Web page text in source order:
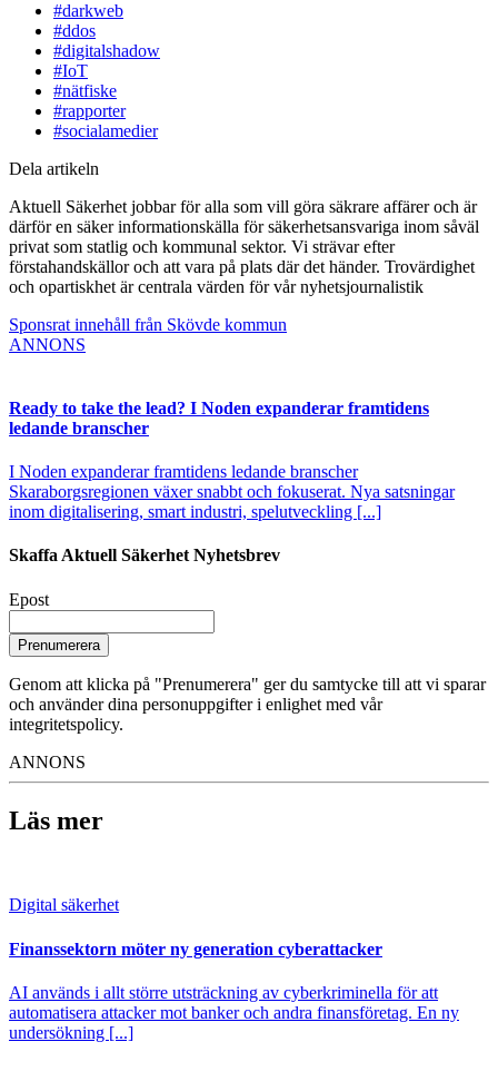
#darkweb
#ddos
#digitalshadow
#IoT
#nätfiske
#rapporter
#socialamedier
Dela artikeln
Aktuell Säkerhet jobbar för alla som vill göra säkrare affärer och är
därför en säker informationskälla för säkerhetsansvariga inom såväl
privat som statlig och kommunal sektor. Vi strävar efter
förstahandskällor och att vara på plats där det händer. Trovärdighet
och opartiskhet är centrala värden för vår nyhetsjournalistik
Sponsrat innehåll från Skövde kommun
ANNONS
Ready to take the lead? I Noden expanderar framtidens
ledande branscher
I Noden expanderar framtidens ledande branscher
Skaraborgsregionen växer snabbt och fokuserat. Nya satsningar
inom digitalisering, smart industri, spelutveckling [...]
Skaffa Aktuell Säkerhet Nyhetsbrev
Epost
Prenumerera
Genom att klicka på "Prenumerera" ger du samtycke till att vi sparar
och använder dina personuppgifter i enlighet med vår
integritetspolicy.
ANNONS
Läs mer
Digital säkerhet
Finanssektorn möter ny generation cyberattacker
AI används i allt större utsträckning av cyberkriminella för att
automatisera attacker mot banker och andra finansföretag. En ny
undersökning [...]